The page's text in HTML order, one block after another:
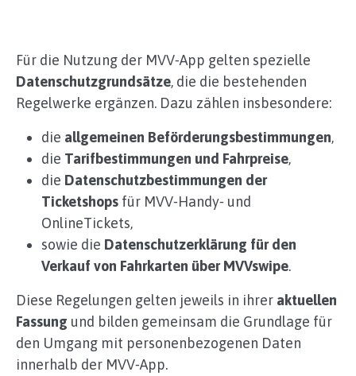
Für die Nutzung der MVV‑App gelten spezielle
Datenschutzgrundsätze, die die bestehenden
Regelwerke ergänzen. Dazu zählen insbesondere:
die allgemeinen Beförderungsbestimmungen,
die Tarifbestimmungen und Fahrpreise,
die Datenschutzbestimmungen der
Ticketshops für MVV‑Handy‑ und
OnlineTickets,
sowie die Datenschutzerklärung für den
Verkauf von Fahrkarten über MVVswipe.
Diese Regelungen gelten jeweils in ihrer aktuellen
Fassung und bilden gemeinsam die Grundlage für
den Umgang mit personenbezogenen Daten
innerhalb der MVV‑App.